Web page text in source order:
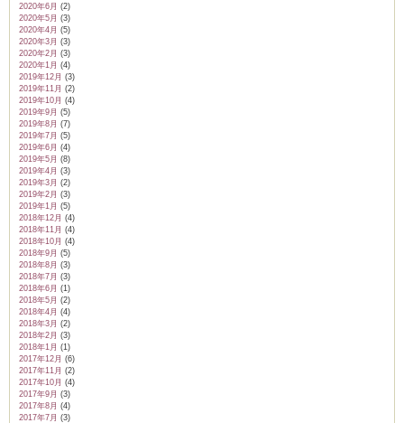
2020年6月 (2)
2020年5月 (3)
2020年4月 (5)
2020年3月 (3)
2020年2月 (3)
2020年1月 (4)
2019年12月 (3)
2019年11月 (2)
2019年10月 (4)
2019年9月 (5)
2019年8月 (7)
2019年7月 (5)
2019年6月 (4)
2019年5月 (8)
2019年4月 (3)
2019年3月 (2)
2019年2月 (3)
2019年1月 (5)
2018年12月 (4)
2018年11月 (4)
2018年10月 (4)
2018年9月 (5)
2018年8月 (3)
2018年7月 (3)
2018年6月 (1)
2018年5月 (2)
2018年4月 (4)
2018年3月 (2)
2018年2月 (3)
2018年1月 (1)
2017年12月 (6)
2017年11月 (2)
2017年10月 (4)
2017年9月 (3)
2017年8月 (4)
2017年7月 (3)